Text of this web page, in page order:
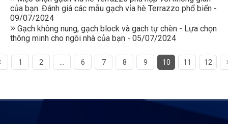
của bạn. Đánh giá các mẫu gạch vỉa hè Terrazzo phổ biến -
09/07/2024
Gạch không nung, gạch block và gach tự chèn - Lựa chọn
thông minh cho ngôi nhà của bạn - 05/07/2024
1 2 6 7 8 9 10 11 12